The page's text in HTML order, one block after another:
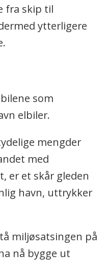
fra skip til
ytterligere
som
elbiler.
mengder
med
er et skår gleden
havn, uttrykker
miljøsatsingen på
nå bygge ut